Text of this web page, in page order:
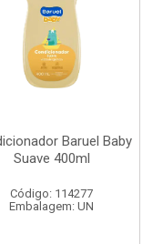
Baruel Baby
Suave 400ml
Código: 114277
Embalagem: UN